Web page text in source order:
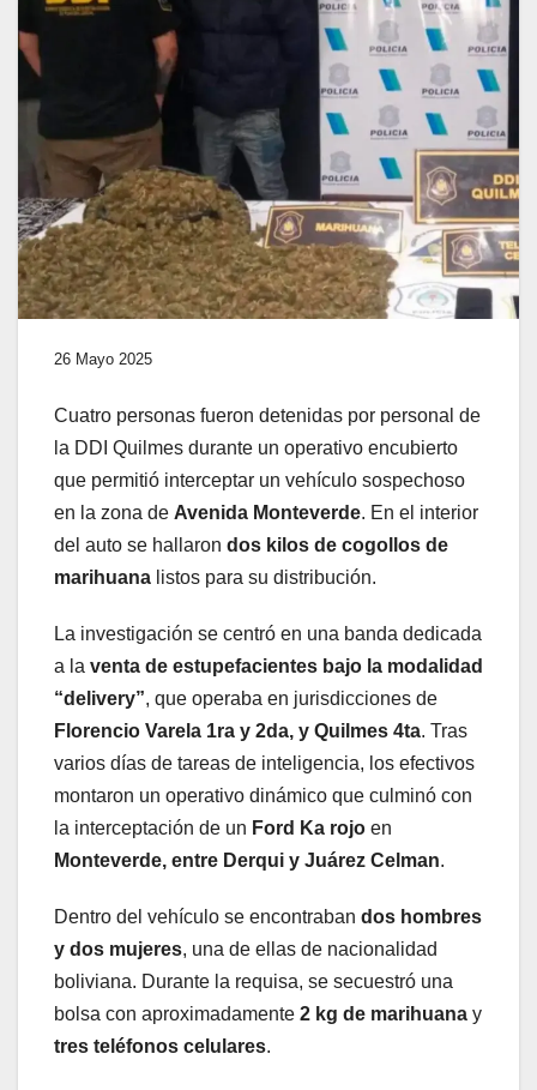
26 Mayo 2025
Cuatro personas fueron detenidas por personal de
la DDI Quilmes durante un operativo encubierto
que permitió interceptar un vehículo sospechoso
en la zona de Avenida Monteverde. En el interior
del auto se hallaron dos kilos de cogollos de
marihuana listos para su distribución.
La investigación se centró en una banda dedicada
a la venta de estupefacientes bajo la modalidad
“delivery”, que operaba en jurisdicciones de
Florencio Varela 1ra y 2da, y Quilmes 4ta. Tras
varios días de tareas de inteligencia, los efectivos
montaron un operativo dinámico que culminó con
la interceptación de un Ford Ka rojo en
Monteverde, entre Derqui y Juárez Celman.
Dentro del vehículo se encontraban dos hombres
y dos mujeres, una de ellas de nacionalidad
boliviana. Durante la requisa, se secuestró una
bolsa con aproximadamente 2 kg de marihuana y
tres teléfonos celulares.